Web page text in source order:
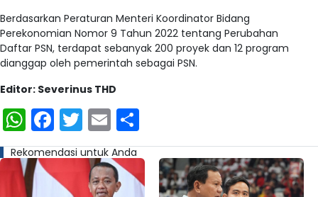
Berdasarkan Peraturan Menteri Koordinator Bidang
Perekonomian Nomor 9 Tahun 2022 tentang Perubahan
Daftar PSN, terdapat sebanyak 200 proyek dan 12 program
dianggap oleh pemerintah sebagai PSN.
Editor: Severinus THD
WhatsApp
Facebook
Twitter
Email
Rekomendasi untuk Anda